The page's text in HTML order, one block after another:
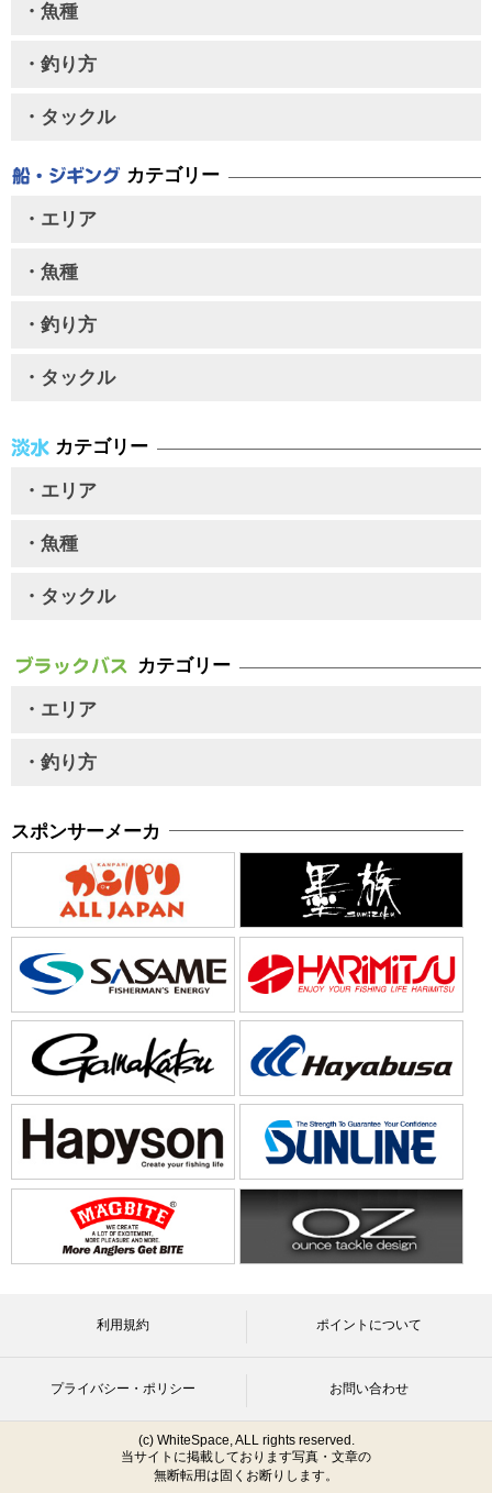
・魚種
・釣り方
・タックル
カテゴリー
・エリア
・魚種
・釣り方
・タックル
カテゴリー
・エリア
・魚種
・タックル
カテゴリー
・エリア
・釣り方
スポンサーメーカ
利用規約 ポイントについて
プライバシー・ポリシー お問い合わせ
(c) WhiteSpace, ALL rights reserved.
当サイトに掲載しております写真・文章の
無断転用は固くお断りします。